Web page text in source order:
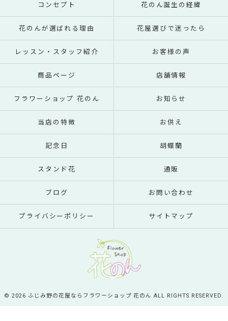
コンセプト 花のん誕生の経緯
花のんが選ばれる理由 花屋選びで迷ったら
レッスン・スタッフ紹介 お客様の声
商品ページ 店舗情報
フラワーショップ 花のん お知らせ
当店の特徴 お供え
記念日 胡蝶蘭
スタンド花 通販
ブログ お問い合わせ
プライバシーポリシー サイトマップ
© 2026 ふじみ野の花屋ならフラワーショップ 花のん ALL RIGHTS RESERVED.